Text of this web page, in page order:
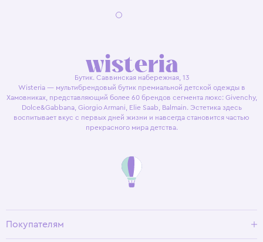
Бутик. Саввинская набережная, 13
Wisteria — мультибрендовый бутик премиальной детской одежды в
Хамовниках, представляющий более 60 брендов сегмента люкс: Givenchy,
Dolce&Gabbana, Giorgio Armani, Elie Saab, Balmain. Эстетика здесь
воспитывает вкус с первых дней жизни и навсегда становится частью
прекрасного мира детства.
Покупателям